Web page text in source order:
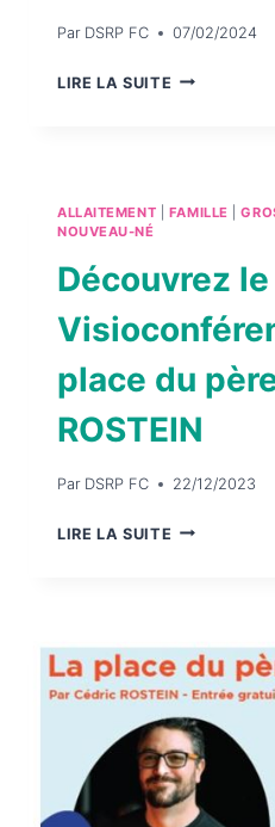
Par DSRP FC 07/02/2024
LIRE LA SUITE DÉMARCHE
MOTRICE
NOURRISSON
BENOIT
CHEVALIER
ALLAITEMENT FAMILLE |
NOUVEAU-NÉ
Découvrez
place du
ROSTEIN
Par DSRP FC 22/12/2023
LIRE LA SUITE DÉCOUVREZ
LA
SUR
LA
PLACE
DU
PÈRE